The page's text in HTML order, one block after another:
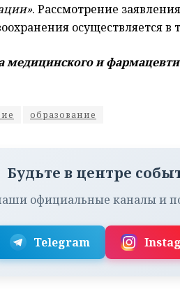
. Рассмотрение
осуществляется
медицинского и
образование
Будьте в центре
официальные каналы и
Telegram